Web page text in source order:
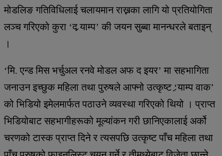
मोडलिङ गतिविधिलाई चलायमान राख्नका लागि यो प्रतियोगिता
लञ्च गरिएको कुरा ‘द र्‍याम्प’ की जयन सुब्बा मानन्धरले बताइन्
।
‘मि. एन्ड मिस भर्चुअल रनवे मोडल अफ द इयर’ मा सहभागिता
जनाउन इच्छुक महिला तथा पुरुषले आफ्नो उत्कृष्ट ‘र्‍याम्प वाक’
को भिडियो इमेलमार्फत पठाउने व्यवस्था गरिएको थियो । प्राप्त
भिडियोबाट सहभागीहरूको मूल्यांकन गरी छानिएकालाई अर्को
चरणको टास्क प्राप्त दिने र त्यसपछि उत्कृष्ट पाँच महिला तथा